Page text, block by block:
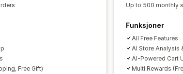
Abonnementsoppgradering Prioritert
Free Gift)
Up to 500 monthly
Funksjoner
All Free Features
AI Store Analysis
AI-Powered Cart
Multi Rewards